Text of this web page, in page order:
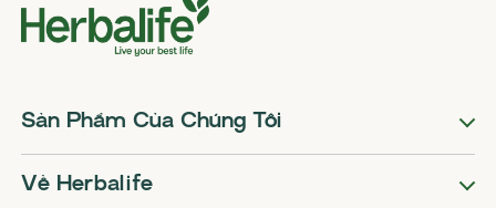
Sản Phẩm Của Chúng Tôi
Về Herbalife